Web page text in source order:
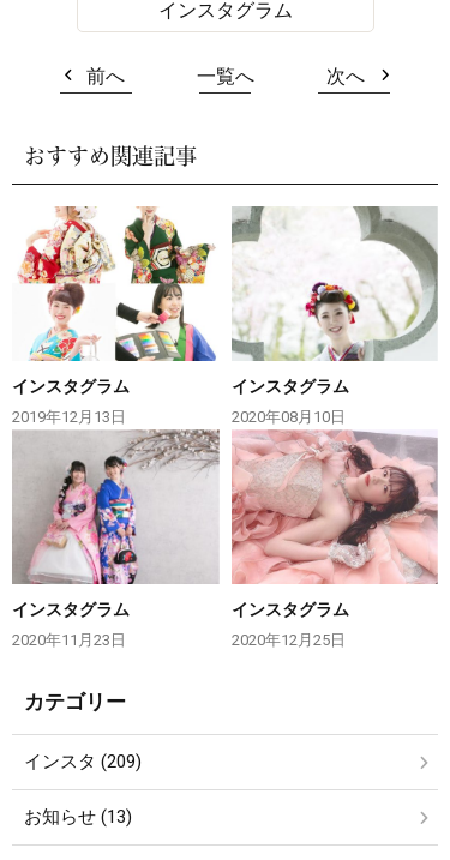
インスタグラム
前へ 一覧へ 次へ
おすすめ関連記事
インスタグラム
2019年12月13日
インスタグラム
2020年08月10日
インスタグラム
2020年11月23日
インスタグラム
2020年12月25日
カテゴリー
インスタ (209)
お知らせ (13)